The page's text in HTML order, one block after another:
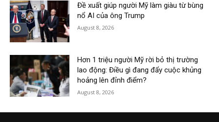
Đề xuất giúp người Mỹ làm giàu từ bùng
nổ AI của ông Trump
August 8, 2026
Hơn 1 triệu người Mỹ rời bỏ thị trường
lao động: Điều gì đang đẩy cuộc khủng
hoảng lên đỉnh điểm?
August 8, 2026